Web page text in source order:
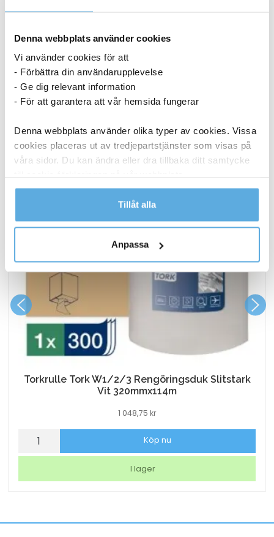
Denna webbplats använder cookies
Vi använder cookies för att
- Förbättra din användarupplevelse
- Ge dig relevant information
- För att garantera att vår hemsida fungerar
Denna webbplats använder olika typer av cookies. Vissa
cookies placeras ut av tredjepartstjänster som visas på
våra sidor. Du kan ändra eller dra tillbaka ditt samtycke
Läs mer i vår integritetspolicy om vilka vi är, hur du
kontaktar oss och på vilket sätt vi behandlar
Tillåt alla
Anpassa
2 248,75kr
ANDRA KÖPTE OCKSÅ
Torkrulle Tork W1/2/3 Rengöringsduk Slitstark
Vit 320mmx114m
1 048,75 kr
Torkrulle
Rengöringsduk
320mmx114m
Köp nu
I lager